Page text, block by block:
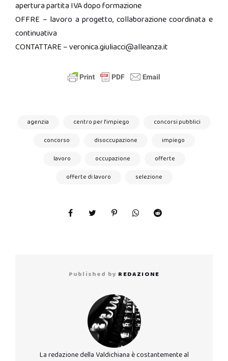
apertura partita IVA dopo formazione
OFFRE – lavoro a progetto, collaborazione coordinata e
continuativa
CONTATTARE – veronica.giuliacci@alleanza.it
agenzia centro per l'impiego
concorsi pubblici
concorso
disoccupazione
impiego
lavoro
occupazione
offerte
offerte di lavoro
selezione
Published by REDAZIONE
La redazione della Valdichiana è costantemente al